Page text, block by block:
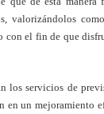
valorizándolos
con el fin de que
los servicios de
en un mejoramiento